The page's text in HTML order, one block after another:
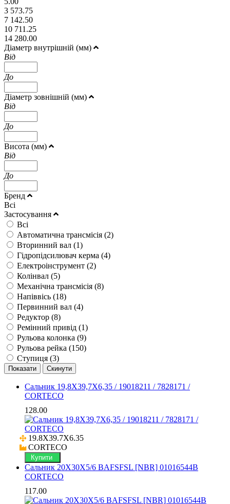
3 573.75
7 142.50
10 711.25
14 280.00
Діаметр внутрішній (мм)
Від
До
Діаметр зовнішній (мм)
Від
До
Висота (мм)
Від
До
Бренд
Всі
Застосування
Всі
Автоматична трансмісія (2)
Вторинний вал (1)
Гідропідсилювач керма (4)
Електроінструмент (2)
Колінвал (5)
Механічна трансмісія (8)
Напіввісь (18)
Первинний вал (4)
Редуктор (8)
Ремінний привід (1)
Рульова колонка (9)
Рульова рейка (150)
Ступиця (3)
Сальник 19,8X39,7X6,35 / 19018211 / 7828171 /
CORTECO
128.00
19.8X39.7X6.35
CORTECO
Купити
Сальник 20X30X5/6 BAFSFSL [NBR] 01016544B
CORTECO
117.00